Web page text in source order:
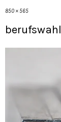
850 × 565
berufswahl